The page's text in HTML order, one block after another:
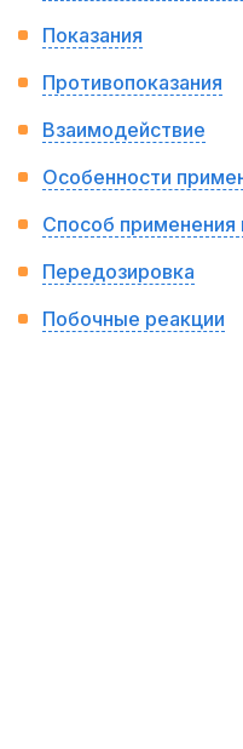
Показания
Противопоказания
Взаимодействие
Особенности
Способ применения
Передозировка
Побочные реакции